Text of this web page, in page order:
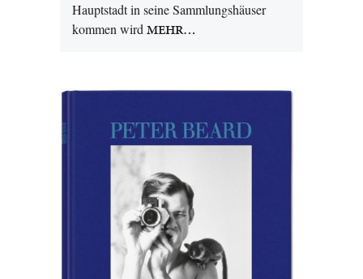
Hauptstadt in seine Sammlungshäuser
kommen wird MEHR…